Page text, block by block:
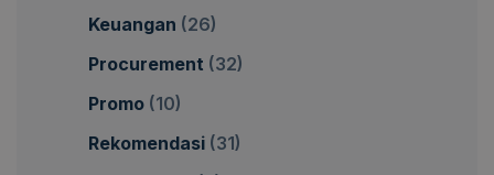
Keuangan (26)
Procurement (32)
Promo (10)
Rekomendasi (31)